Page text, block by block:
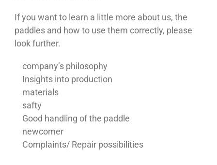
If you want to learn a little more about us, the
paddles and how to use them correctly, please
look further.
company’s philosophy
Insights into production
materials
safty
Good handling of the paddle
newcomer
Complaints/ Repair possibilities